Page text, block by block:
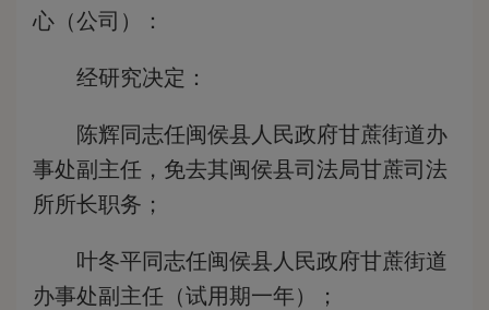
心（公司）：
经研究决定：
陈辉同志任闽侯县人民政府甘蔗街道办
事处副主任，免去其闽侯县司法局甘蔗司法
所所长职务；
叶冬平同志任闽侯县人民政府甘蔗街道
办事处副主任（试用期一年）；